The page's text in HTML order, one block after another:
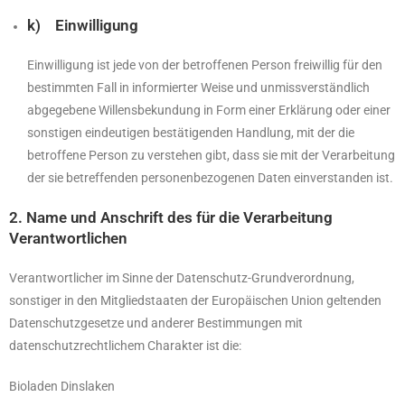
k) Einwilligung
Einwilligung ist jede von der betroffenen Person freiwillig für den
bestimmten Fall in informierter Weise und unmissverständlich
abgegebene Willensbekundung in Form einer Erklärung oder einer
sonstigen eindeutigen bestätigenden Handlung, mit der die
betroffene Person zu verstehen gibt, dass sie mit der Verarbeitung
der sie betreffenden personenbezogenen Daten einverstanden ist.
2. Name und Anschrift des für die Verarbeitung
Verantwortlichen
Verantwortlicher im Sinne der Datenschutz-Grundverordnung,
sonstiger in den Mitgliedstaaten der Europäischen Union geltenden
Datenschutzgesetze und anderer Bestimmungen mit
datenschutzrechtlichem Charakter ist die:
Bioladen Dinslaken